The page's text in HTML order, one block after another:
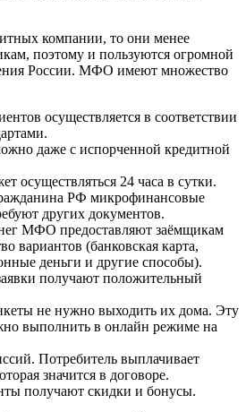
компании, то они менее
поэтому и пользуются огромной
России. МФО имеют множество
осуществляется в соответствии
даже с испорченной кредитной
осуществляться 24 часа в сутки.
РФ микрофинансовые
других документов.
МФО предоставляют заёмщикам
вариантов (банковская карта,
деньги и другие способы).
получают положительный
не нужно выходить их дома. Эту
выполнить в онлайн режиме на
Потребитель выплачивает
значится в договоре.
получают скидки и бонусы.